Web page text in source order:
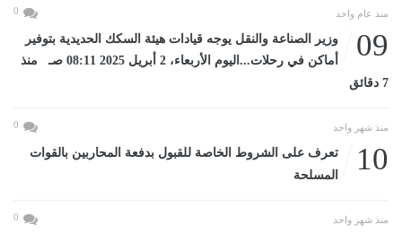
منذ عام واحد 0
09
وزير الصناعة والنقل يوجه قيادات هيئة السكك الحديدية بتوفير
أماكن في رحلات...اليوم الأربعاء، 2 أبريل 2025 08:11 صـ منذ
7 دقائق
منذ شهر واحد 0
10
تعرف على الشروط الخاصة للقبول بدفعة المحاربين بالقوات
المسلحة
منذ شهر واحد 0